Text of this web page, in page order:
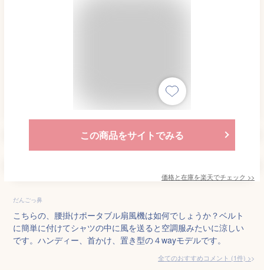
この商品をサイトでみる
価格と在庫を楽天でチェック >>
だんごっ鼻
こちらの、腰掛けポータブル扇風機は如何でしょうか？ベルト
に簡単に付けてシャツの中に風を送ると空調服みたいに涼しい
です。ハンディー、首かけ、置き型の４wayモデルです。
全てのおすすめコメント (1件) >